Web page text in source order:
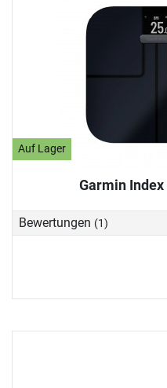
Auf Lager
Garmin
Bewertungen (1)